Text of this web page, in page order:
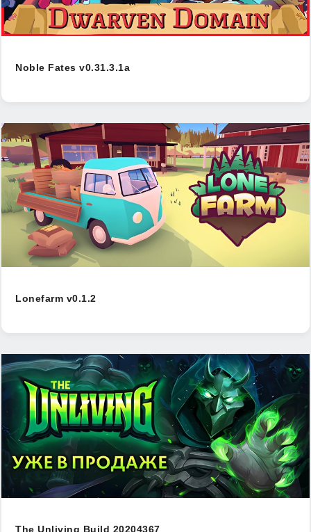
Noble Fates v0.31.3.1a
Lonefarm v0.1.2
The Unliving Build 20204367